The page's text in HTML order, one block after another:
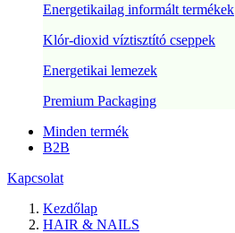
Energetikailag informált termékek
Klór-dioxid víztisztító cseppek
Energetikai lemezek
Premium Packaging
Minden termék
B2B
Kapcsolat
Kezdőlap
HAIR & NAILS